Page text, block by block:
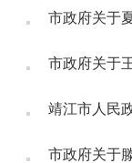
市政府关于
市政府关于
靖江市人民
市政府关于